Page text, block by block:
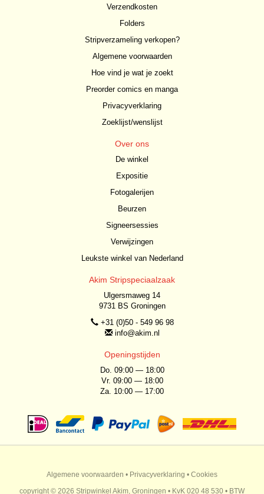
Verzendkosten
Folders
Stripverzameling verkopen?
Algemene voorwaarden
Hoe vind je wat je zoekt
Preorder comics en manga
Privacyverklaring
Zoeklijst/wenslijst
Over ons
De winkel
Expositie
Fotogalerijen
Beurzen
Signeersessies
Verwijzingen
Leukste winkel van Nederland
Akim Stripspeciaalzaak
Ulgersmaweg 14
9731 BS Groningen
+31 (0)50 - 549 96 98
info@akim.nl
Openingstijden
Do. 09:00 — 18:00
Vr. 09:00 — 18:00
Za. 10:00 — 17:00
Algemene voorwaarden • Privacyverklaring • Cookies
copyright © 2026 Stripwinkel Akim, Groningen • KvK 020 48 530 • BTW